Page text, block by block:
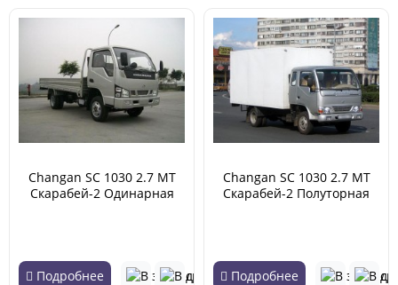
Changan SC 1030 2.7 MT
Скарабей-2 Одинарная
Подробнее
Changan SC 1030 2.7 MT
Скарабей-2 Полуторная
Подробнее